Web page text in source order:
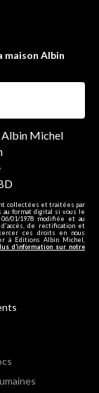
maison Albin
Albin Michel
collectées et traitées par
format digital si vous le
01/1978 modifiée et au
de rectification et
ces droits en nous
à Editions Albin Michel,
d’information sur notre